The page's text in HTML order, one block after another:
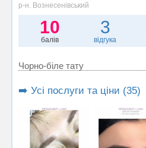
р-н. Вознесенівський
10
балів
3
відгука
Чорно-біле тату
➡️ Усі послуги та ціни (35)